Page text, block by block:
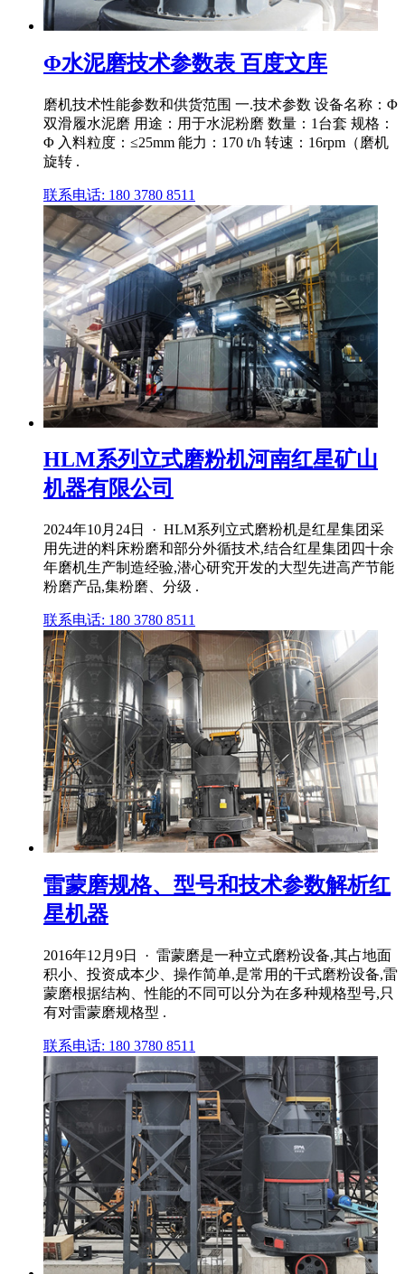
Φ水泥磨技术参数表 百度文库
磨机技术性能参数和供货范围 一.技术参数 设备名称：Φ
双滑履水泥磨 用途：用于水泥粉磨 数量：1台套 规格：
Φ 入料粒度：≤25mm 能力：170 t/h 转速：16rpm（磨机
旋转 .
联系电话: 180 3780 8511
HLM系列立式磨粉机河南红星矿山
机器有限公司
2024年10月24日 · HLM系列立式磨粉机是红星集团采
用先进的料床粉磨和部分外循技术,结合红星集团四十余
年磨机生产制造经验,潜心研究开发的大型先进高产节能
粉磨产品,集粉磨、分级 .
联系电话: 180 3780 8511
雷蒙磨规格、型号和技术参数解析红
星机器
2016年12月9日 · 雷蒙磨是一种立式磨粉设备,其占地面
积小、投资成本少、操作简单,是常用的干式磨粉设备,雷
蒙磨根据结构、性能的不同可以分为在多种规格型号,只
有对雷蒙磨规格型 .
联系电话: 180 3780 8511